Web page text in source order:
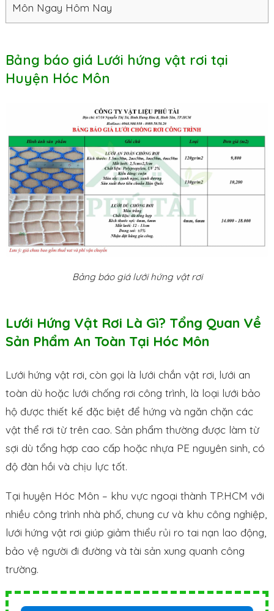
Môn Ngay Hôm Nay
Bảng báo giá Lưới hứng vật rơi tại
Huyện Hóc Môn
Bảng báo giá lưới hứng vật rơi
Lưới Hứng Vật Rơi Là Gì? Tổng Quan Về
Sản Phẩm An Toàn Tại Hóc Môn
Lưới hứng vật rơi, còn gọi là lưới chắn vật rơi, lưới an
toàn dù hoặc lưới chống rơi công trình, là loại lưới bảo
hộ được thiết kế đặc biệt để hứng và ngăn chặn các
vật thể rơi từ trên cao. Sản phẩm thường được làm từ
sợi dù tổng hợp cao cấp hoặc nhựa PE nguyên sinh, có
độ đàn hồi và chịu lực tốt.
Tại huyện Hóc Môn – khu vực ngoại thành TP.HCM với
nhiều công trình nhà phố, chung cư và khu công nghiệp,
lưới hứng vật rơi giúp giảm thiểu rủi ro tai nạn lao động,
bảo vệ người đi đường và tài sản xung quanh công
trường.